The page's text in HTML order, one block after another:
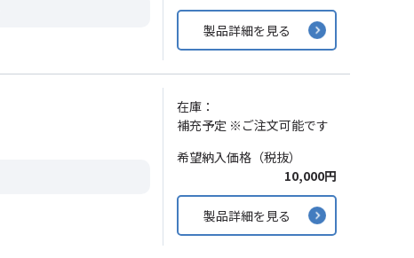
製品詳細を見る
在庫：
補充予定 ※ご注文可能です
希望納入価格（税抜）
10,000円
製品詳細を見る